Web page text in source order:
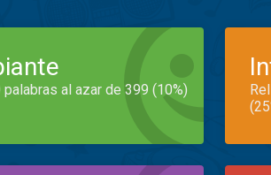
palabras al azar de 399 (10%)